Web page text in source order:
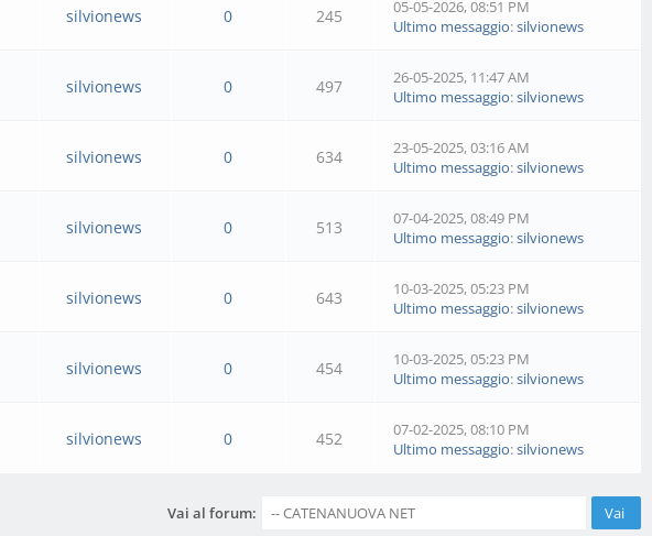
silvionews 0 245
05-05-2026, 08:51 PM
Ultimo messaggio:silvionews
silvionews 0 497
26-05-2025, 11:47 AM
Ultimo messaggio:silvionews
silvionews 0 634
23-05-2025, 03:16 AM
Ultimo messaggio:silvionews
silvionews 0 513
07-04-2025, 08:49 PM
Ultimo messaggio:silvionews
silvionews 0 643
10-03-2025, 05:23 PM
Ultimo messaggio:silvionews
silvionews 0 454
10-03-2025, 05:23 PM
Ultimo messaggio:silvionews
silvionews 0 452
07-02-2025, 08:10 PM
Ultimo messaggio:silvionews
Vai al forum: